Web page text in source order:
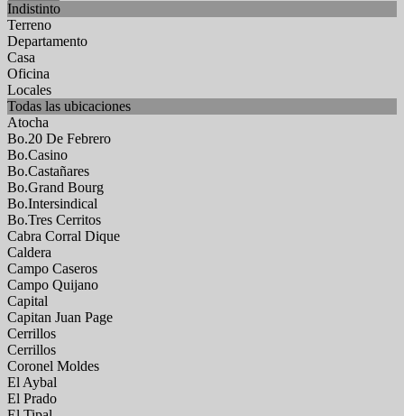
Indistinto
Terreno
Departamento
Casa
Oficina
Locales
Todas las ubicaciones
Atocha
Bo.20 De Febrero
Bo.Casino
Bo.Castañares
Bo.Grand Bourg
Bo.Intersindical
Bo.Tres Cerritos
Cabra Corral Dique
Caldera
Campo Caseros
Campo Quijano
Capital
Capitan Juan Page
Cerrillos
Cerrillos
Coronel Moldes
El Aybal
El Prado